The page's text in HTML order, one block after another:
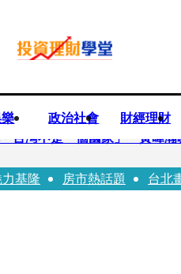
政治社會 財經理財
台灣不是一個國家」 黃暐瀚
「若知情怎沒告知慈濟」 陳
基隆 房市熱話題 台北